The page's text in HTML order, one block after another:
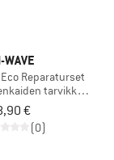
WAVE
Reparaturset
tarvikkeet
€
(0)